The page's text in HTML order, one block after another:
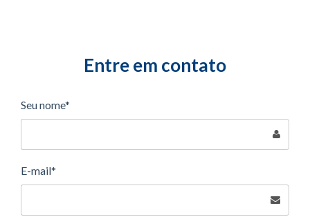
Entre em contato
Seu nome*
E-mail*